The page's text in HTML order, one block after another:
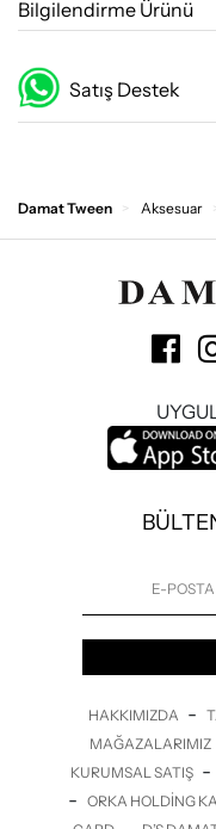
Bilgilendirme Ürünü
Satış Destek
Damat Tween Aksesuar
HAKKIMIZDA -
MAĞAZALARIMIZ
KURUMSAL SATIŞ -
- ORKA HOLDING